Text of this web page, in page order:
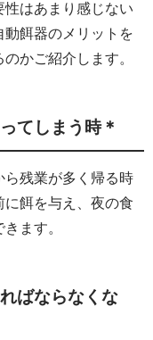
はあまり感じない
餌器のメリットを
かご紹介します。
てしまう時＊
ら残業が多く帰る時
に餌を与え、夜の食
ます。
ばならなくな